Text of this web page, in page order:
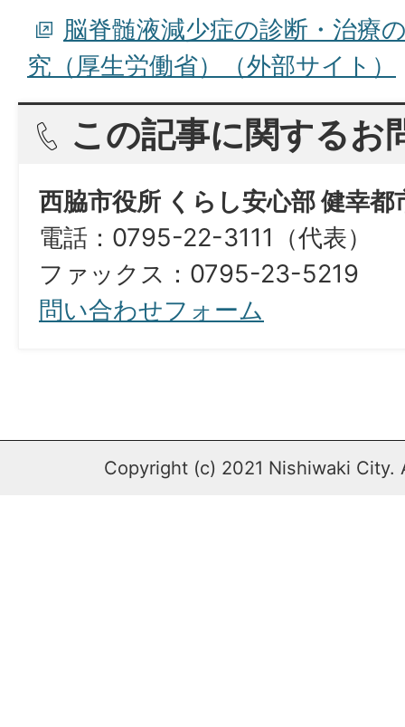
脳脊髄液減少症の診断・治療
究（厚生労働省）（外部サイト）
この記事に関するお
西脇市役所 くらし安心部 健幸都
電話：0795-22-3111（代表）
​​​​​​​ファックス：0795-23-5219
問い合わせフォーム
Copyright (c) 2021 Nishiwaki City.